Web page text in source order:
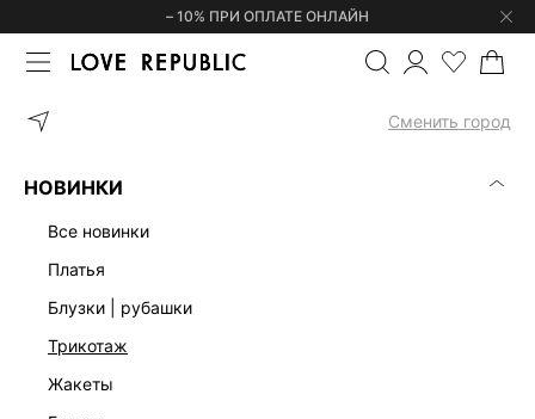
– 10% ПРИ ОПЛАТЕ ОНЛАЙН
Сменить город
НОВИНКИ
все новинки
платья
блузки | рубашки
трикотаж
жакеты
ГЛАВНАЯ ОЧКИ